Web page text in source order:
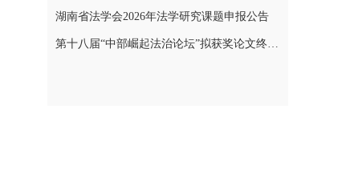
湖南省法学会2026年法学研究课题申报公告
第十八届“中部崛起法治论坛”拟获奖论文终评结果公示